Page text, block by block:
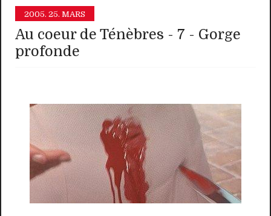
2005. 25. MARS
Au coeur de Ténèbres - 7 - Gorge
profonde